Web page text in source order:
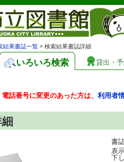
結果書誌一覧 > 検索結果書誌詳細
いろいろ検索 貸出・
話番号に変更のあった方は、 利用者
書
表
下